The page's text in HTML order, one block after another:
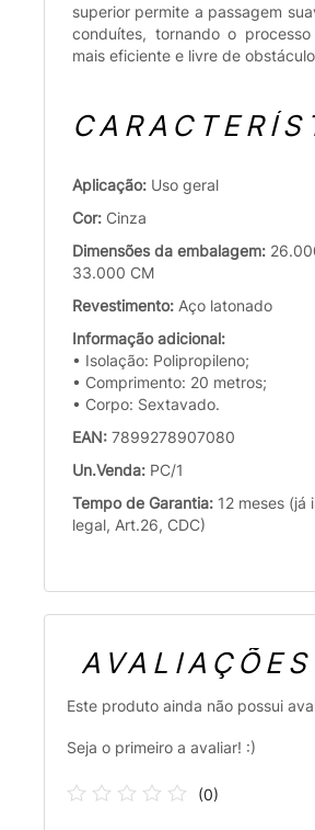
superior permite a passagem
conduítes, tornando o
mais eficiente e livre de
Aplicação: Uso geral
Cor: Cinza
Dimensões da embalagem:
33.000 CM
Revestimento: Aço latonado
Informação adicional:
• Isolação: Polipropileno;
• Comprimento: 20 metros;
• Corpo: Sextavado.
EAN: 7899278907080
Un.Venda: PC/1
Tempo de Garantia: 12 meses (já
legal, Art.26, CDC)
AVALIAÇÕES
Este produto ainda não possui
Seja o primeiro a avaliar! :)
(0)